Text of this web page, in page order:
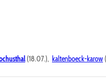
(18.07.), kaltenboeck-karow